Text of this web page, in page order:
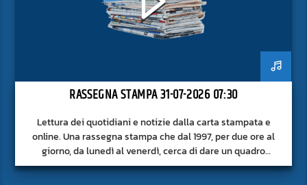
RASSEGNA STAMPA 31-07-2026 07:30
Lettura dei quotidiani e notizie dalla carta stampata e
online. Una rassegna stampa che dal 1997, per due ore al
giorno, da lunedì al venerdì, cerca di dare un quadro
approfondito delle notizie del giorno, senza fermarsi alla